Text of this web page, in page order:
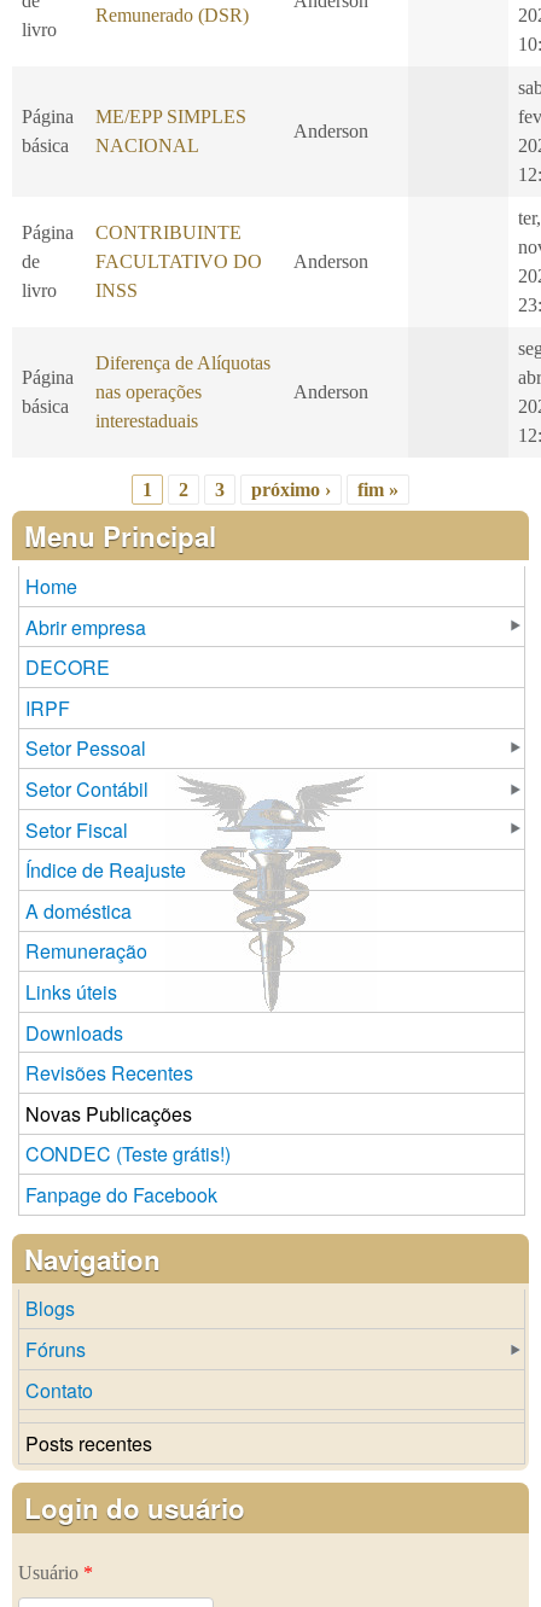
livro
Remunerado (DSR)
Página
básica
ME/EPP SIMPLES
NACIONAL
Anderson
fev
Página
de
livro
CONTRIBUINTE
FACULTATIVO DO
INSS
Anderson
Página
básica
Diferença de Alíquotas
nas operações
interestaduais
Anderson
abr
Páginas
1 2 3 próximo › fim »
Menu Principal
Home
Abrir empresa
DECORE
IRPF
Setor Pessoal
Setor Contábil
Setor Fiscal
Índice de Reajuste
A doméstica
Remuneração
Links úteis
Downloads
Revisões Recentes
Novas Publicações
CONDEC (Teste grátis!)
Fanpage do Facebook
Navigation
Blogs
Fóruns
Contato
Posts recentes
Login do usuário
Usuário *